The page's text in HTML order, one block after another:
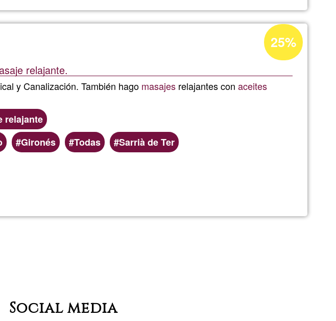
setmanal
biodansa
Girona
ciutat
relajante.
y Canalización. También hago masajes relajantes con aceites
relajante
Gironés Todas Sarrià de Ter
Acceptance
percentage
Ğ1
25%
Social media